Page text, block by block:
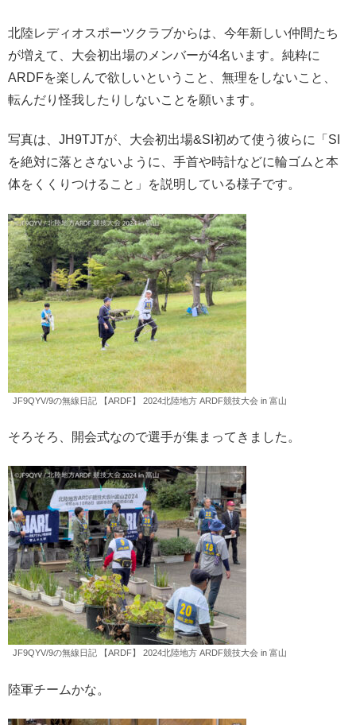
北陸レディオスポーツクラブからは、今年新しい仲間たち
が増えて、大会初出場のメンバーが4名います。純粋に
ARDFを楽しんで欲しいということ、無理をしないこと、
転んだり怪我したりしないことを願います。
写真は、JH9TJTが、大会初出場&SI初めて使う彼らに「SI
を絶対に落とさないように、手首や時計などに輪ゴムと本
体をくくりつけること」を説明している様子です。
JF9QYV/9の無線日記 【ARDF】 2024北陸地方 ARDF競技大会 in 富山
そろそろ、開会式なので選手が集まってきました。
JF9QYV/9の無線日記 【ARDF】 2024北陸地方 ARDF競技大会 in 富山
陸軍チームかな。